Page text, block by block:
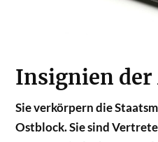
Insignien der
Sie verkörpern die
Ostblock. Sie sind